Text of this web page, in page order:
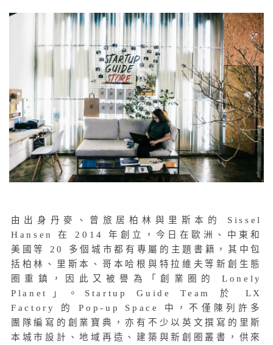
由出身丹麥、曾旅居柏林與里斯本的 Sissel
Hansen 在 2014 年創立，今日在歐洲、中東和
美國等 20 多個城市都有專屬的主題書籍，其中包
括柏林、里斯本、哥本哈根與特拉維夫等新創生態
圈重鎮，因此又被譽為「創業圈的 Lonely
Planet」。Startup Guide Team 於 LX
Factory 的 Pop-up Space 中，不僅陳列許多
團隊編寫的創業寶典，亦有不少以英文撰寫的里斯
本城市設計、地域再造、建築與新創圈叢書，供來